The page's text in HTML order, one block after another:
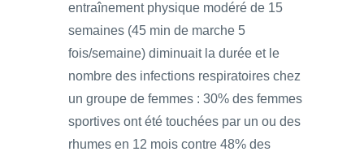
entraînement physique modéré de 15
semaines (45 min de marche 5
fois/semaine) diminuait la durée et le
nombre des infections respiratoires chez
un groupe de femmes : 30% des femmes
sportives ont été touchées par un ou des
rhumes en 12 mois contre 48% des